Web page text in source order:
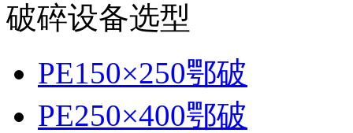
破碎设备选型
PE150×250鄂破
PE250×400鄂破